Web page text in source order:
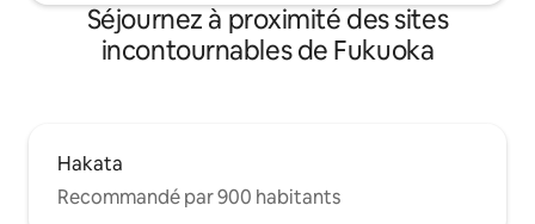
Séjournez à proximité des sites
incontournables de Fukuoka
Hakata
Recommandé par 900 habitants